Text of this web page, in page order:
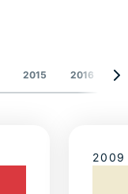
2015 2016
2009